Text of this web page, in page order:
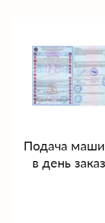
Подача
в день